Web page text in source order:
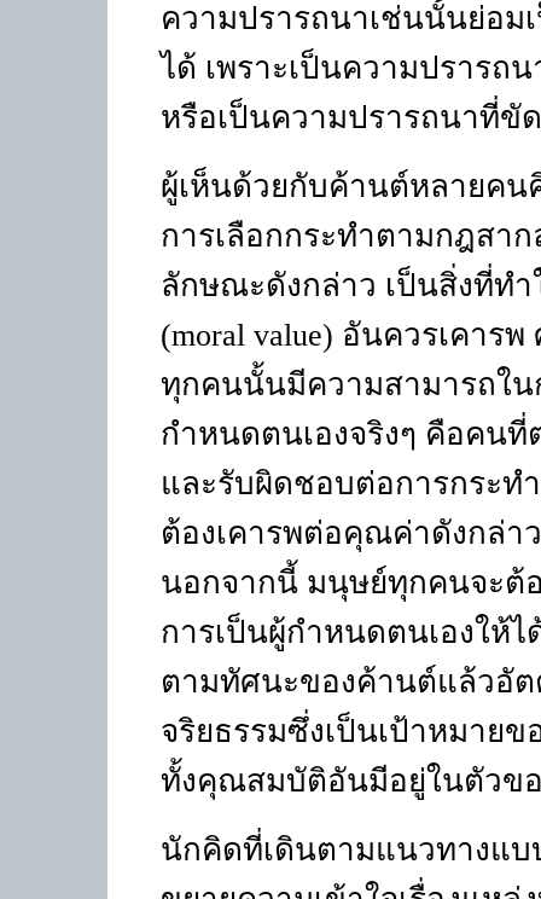
ความปรารถนาเช่นนั้นย่อม
ได้ เพราะเป็นความปรารถ
หรือเป็นความปรารถนาที่ขั
ผู้เห็นด้วยกับค้านต์หลายค
การเลือกกระทำตามกฎสา
ลักษณะดังกล่าว เป็นสิ่งที่ท
(moral value) อันควรเคาร
ทุกคนนั้นมีความสามารถใน
กำหนดตนเองจริงๆ คือคน
และรับผิดชอบต่อการกระ
ต้องเคารพต่อคุณค่าดังกล่
นอกจากนี้ มนุษย์ทุกคนจะต้
การเป็นผู้กำหนดตนเองให้
ตามทัศนะของค้านต์แล้วอั
จริยธรรมซึ่งเป็นเป้าหมาย
ทั้งคุณสมบัติอันมีอยู่ในตัวข
นักคิดที่เดินตามแนวทางแ